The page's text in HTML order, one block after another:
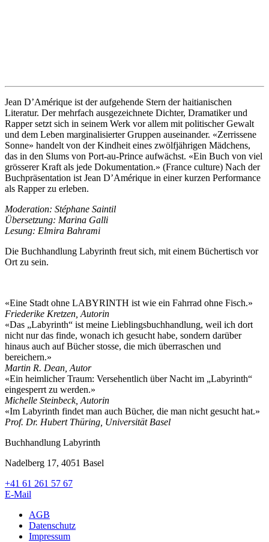
Jean D’Amérique ist der aufgehende Stern der haitianischen
Literatur. Der mehrfach ausgezeichnete Dichter, Dramatiker und
Rapper setzt sich in seinem Werk vor allem mit politischer Gewalt
und dem Leben marginalisierter Gruppen auseinander. «Zerrissene
Sonne» handelt von der Kindheit eines zwölfjährigen Mädchens,
das in den Slums von Port-au-Prince aufwächst. «Ein Buch von viel
grösserer Kraft als jede Dokumentation.» (France culture) Nach der
Buchpräsentation ist Jean D’Amérique in einer kurzen Performance
als Rapper zu erleben.
Moderation: Stéphane Saintil
Übersetzung: Marina Galli
Lesung: Elmira Bahrami
Die Buchhandlung Labyrinth freut sich, mit einem Büchertisch vor
Ort zu sein.
«Eine Stadt ohne LABYRINTH ist wie ein Fahrrad ohne Fisch.»
Friederike Kretzen, Autorin
«Das „Labyrinth“ ist meine Lieblingsbuchhandlung, weil ich dort
nicht nur das finde, wonach ich gesucht habe, sondern darüber
hinaus auch auf Bücher stosse, die mich überraschen und
bereichern.»
Martin R. Dean, Autor
«Ein heimlicher Traum: Versehentlich über Nacht im „Labyrinth“
eingesperrt zu werden.»
Michelle Steinbeck, Autorin
«Im Labyrinth findet man auch Bücher, die man nicht gesucht hat.»
Prof. Dr. Hubert Thüring, Universität Basel
Buchhandlung Labyrinth
Nadelberg 17, 4051 Basel
+41 61 261 57 67
E-Mail
AGB
Datenschutz
Impressum